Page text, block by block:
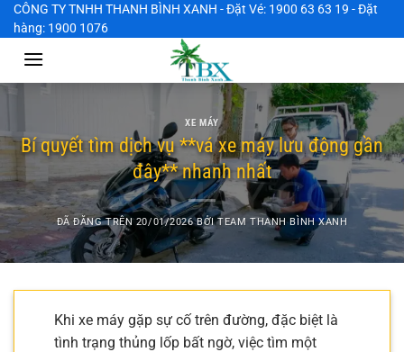
Chuyển
đến
CÔNG TY TNHH THANH BÌNH XANH - Đặt Vé: 1900 63 63 19 - Đặt
hàng: 1900 1076
XE MÁY
Bí quyết tìm dịch vụ **vá xe máy lưu động gần
đây** nhanh nhất
ĐÃ ĐĂNG TRÊN20/01/2026 BỞITEAM THANH BÌNH XANH
Khi xe máy gặp sự cố trên đường, đặc biệt là
tình trạng thủng lốp bất ngờ, việc tìm một